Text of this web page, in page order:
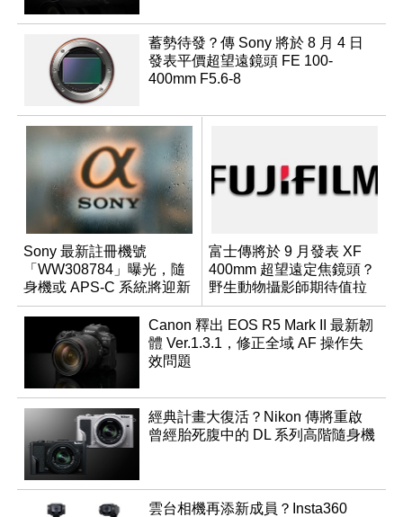
蓄勢待發？傳 Sony 將於 8 月 4 日
發表平價超望遠鏡頭 FE 100-
400mm F5.6-8
Sony 最新註冊機號
「WW308784」曝光，隨
身機或 APS-C 系統將迎新
成員？
富士傳將於 9 月發表 XF
400mm 超望遠定焦鏡頭？
野生動物攝影師期待值拉
滿
Canon 釋出 EOS R5 Mark II 最新韌
體 Ver.1.3.1，修正全域 AF 操作失
效問題
經典計畫大復活？Nikon 傳將重啟
曾經胎死腹中的 DL 系列高階隨身機
雲台相機再添新成員？Insta360